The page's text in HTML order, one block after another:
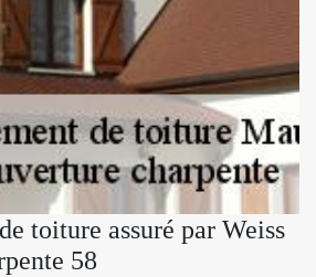
toiture assuré par Weiss
58